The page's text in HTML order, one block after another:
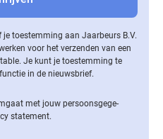
toestemming aan Jaarbeurs B.V.
voor het verzenden van een
Je kunt je toestemming te
in de nieuwsbrief.
met jouw per­soons­ge­ge­
statement.